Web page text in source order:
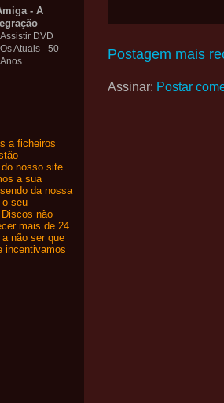
Postagem mais
Assinar: Postar
- A
Assistir DVD
Os Atuais - 50
Anos
a ficheiros
nosso site.
a sua
da nossa
o seu
não
mais de 24
não ser que
incentivamos